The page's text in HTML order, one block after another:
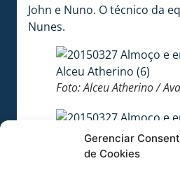
Gerenciar
de Cookies
John e Nuno. O técnico da
Nunes.
Foto: Alceu Atherino /
Foto: Alceu Atherino / Avaí